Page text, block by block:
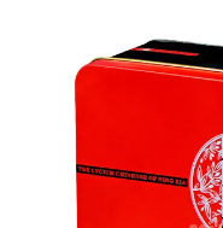
صناديق القصدير الهدية المربعة الصندوق القصدير الحلوى مع وظيفة التدفئة
علب الهدايا المعدنية الغذائية ذات الشكل المخصص مع غطاء مفتوح سهل
صندوق معدني معدني خفيف الوزن 1L 500ml 250g-800g مع قفل
الصندوق المعدني للقصدير الصندوق الهديّة للقصدير شعار مخصص صندوق تخزين القصدير